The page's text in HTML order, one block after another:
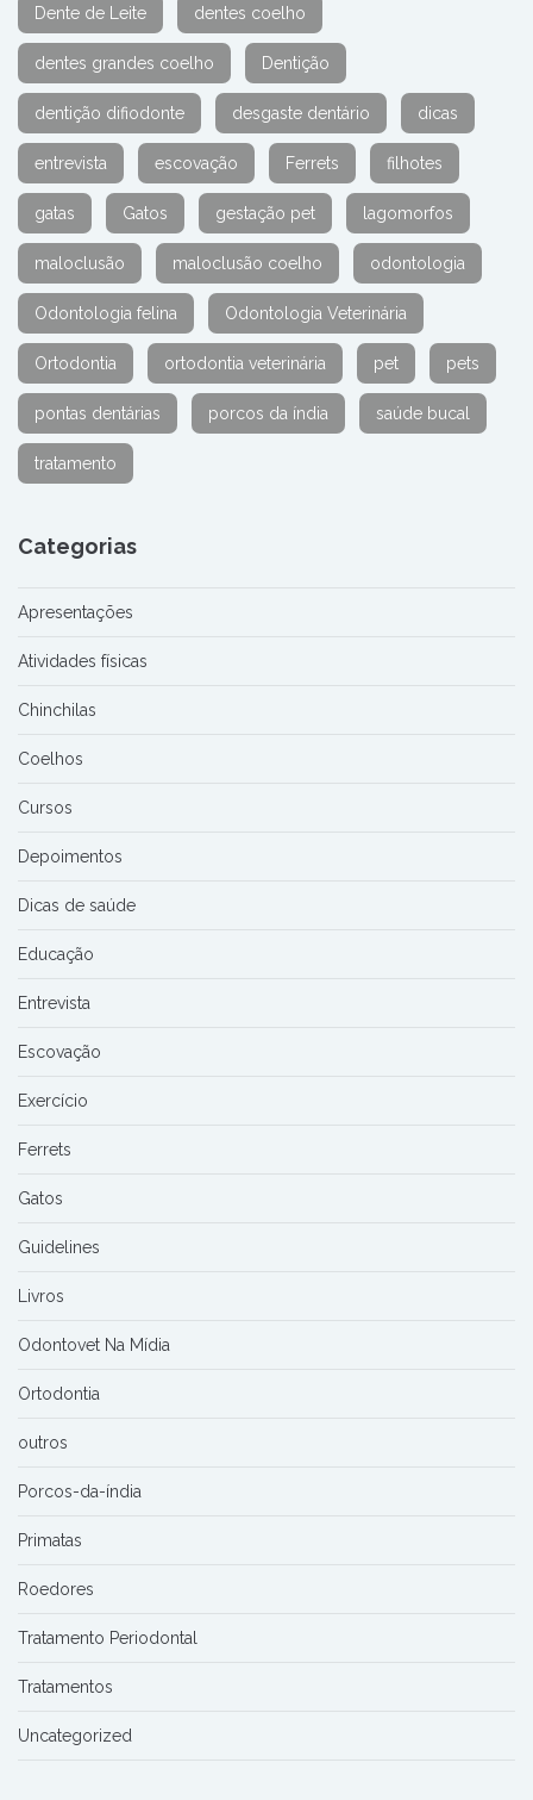
Dente de Leite dentes coelho
dentes grandes coelho Dentição
dentição difiodonte desgaste dentário dicas
entrevista escovação Ferrets filhotes
gatas Gatos gestação pet lagomorfos
maloclusão maloclusão coelho odontologia
Odontologia felina Odontologia Veterinária
Ortodontia ortodontia veterinária pet pets
pontas dentárias porcos da índia saúde bucal
tratamento
Categorias
Apresentações
Atividades físicas
Chinchilas
Coelhos
Cursos
Depoimentos
Dicas de saúde
Educação
Entrevista
Escovação
Exercício
Ferrets
Gatos
Guidelines
Livros
Odontovet Na Mídia
Ortodontia
outros
Porcos-da-índia
Primatas
Roedores
Tratamento Periodontal
Tratamentos
Uncategorized